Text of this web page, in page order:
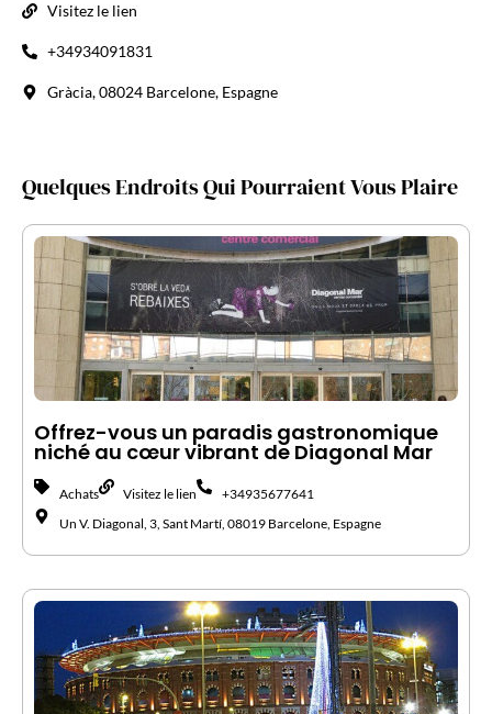
Visitez le lien
+34934091831
Gràcia, 08024 Barcelone, Espagne
Quelques Endroits Qui Pourraient Vous Plaire
Offrez-vous un paradis gastronomique
niché au cœur vibrant de Diagonal Mar
Achats Visitez le lien
+34935677641
Un V. Diagonal, 3, Sant Martí, 08019 Barcelone, Espagne